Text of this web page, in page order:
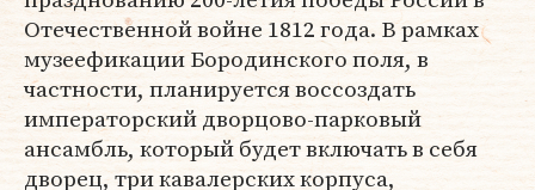
Отечественной войне 1812 года. В рамках
музеефикации Бородинского поля, в
частности, планируется воссоздать
императорский дворцово-парковый
ансамбль, который будет включать в себя
дворец, три кавалерских корпуса,